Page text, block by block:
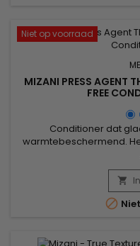
Niet op voorraad
MIZANI PRESS AGENT
FREE
Conditioner dat
warmtebeschermend.
het stylen te voorkomen,
maken en pluizen te
intense hydratatie
pepermuntolie de

